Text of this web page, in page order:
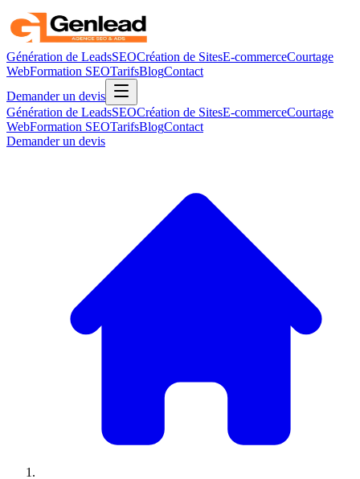
Génération de LeadsSEOCréation de SitesE-commerceCourtage
WebFormation SEOTarifsBlogContact
Demander un devis
Génération de LeadsSEOCréation de SitesE-commerceCourtage
WebFormation SEOTarifsBlogContact
Demander un devis